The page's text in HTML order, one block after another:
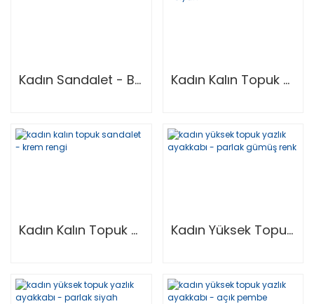
Kadın Sandalet - Bej Kadın Kalın Topuk Sandalet - Siyah
Kadın Kalın Topuk Sandalet - Krem Rengi Kadın Yüksek Topuk Yazlık Ayakkabı - Parlak Gümüş Renk